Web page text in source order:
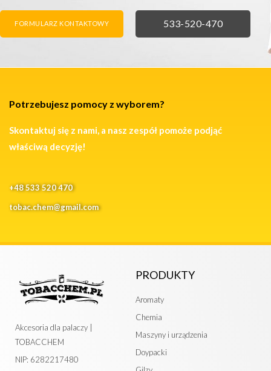
FORMULARZ KONTAKTOWY 533-520-470
Potrzebujesz pomocy z wyborem?
Skontaktuj się z nami, a nasz zespół pomoże podjąć
właściwą decyzję!
+48 533 520 470
tobac.chem@gmail.com
Akcesoria dla palaczy |
TOBACCHEM
NIP: 6282217480
PRODUKTY
Aromaty
Chemia
Maszyny i urządzenia
Doypacki